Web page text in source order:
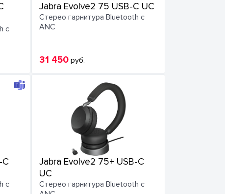
с
Jabra Evolve2 75 USB-C UC
Стерео гарнитура Bluetooth с
ANC
31 450руб.
с
Jabra Evolve2 75+ USB-C
UC
Стерео гарнитура Bluetooth с